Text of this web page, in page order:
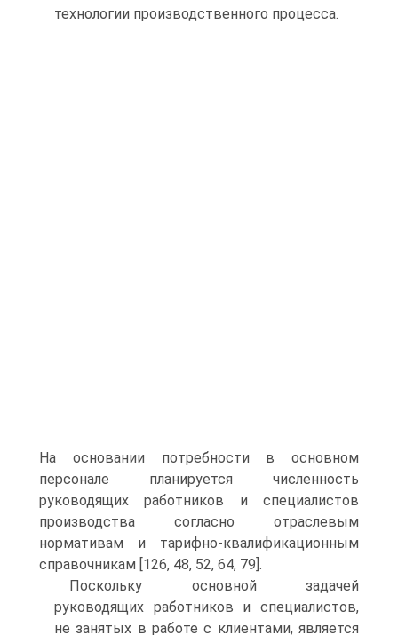
технологии производственного процесса.
На основании потребности в основном
персонале планируется численность
руководящих работников и специалистов
производства согласно отраслевым
нормативам и тарифно-квалификационным
справочникам [126, 48, 52, 64, 79].
Поскольку основной задачей
руководящих работников и специалистов,
не занятых в работе с клиентами, является